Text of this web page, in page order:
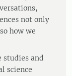
not only
how we
studies and
science